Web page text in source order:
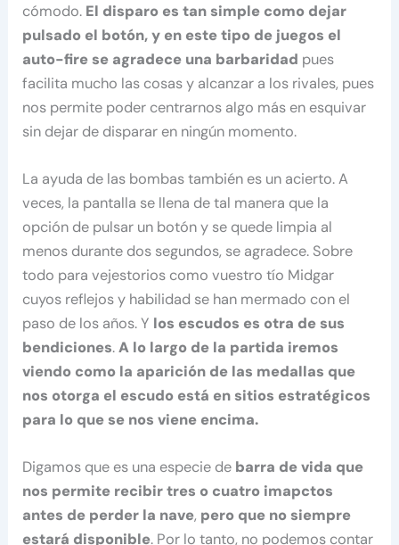
cómodo. El disparo es tan simple como dejar
pulsado el botón, y en este tipo de juegos el
auto-fire se agradece una barbaridad pues
facilita mucho las cosas y alcanzar a los rivales, pues
nos permite poder centrarnos algo más en esquivar
sin dejar de disparar en ningún momento.
La ayuda de las bombas también es un acierto. A
veces, la pantalla se llena de tal manera que la
opción de pulsar un botón y se quede limpia al
menos durante dos segundos, se agradece. Sobre
todo para vejestorios como vuestro tío Midgar
cuyos reflejos y habilidad se han mermado con el
paso de los años. Y los escudos es otra de sus
bendiciones.A lo largo de la partida iremos
viendo como la aparición de las medallas que
nos otorga el escudo está en sitios estratégicos
para lo que se nos viene encima.
Digamos que es una especie de barra de vida que
nos permite recibir tres o cuatro imapctos
antes de perder la nave, pero que no siempre
estará disponible. Por lo tanto, no podemos contar